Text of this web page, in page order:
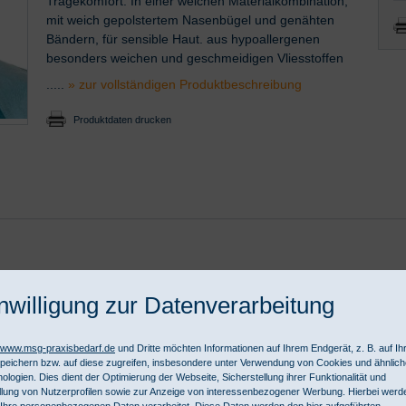
mit weich gepolstertem Nasenbügel und genähten
Bändern, für sensible Haut. aus hypoallergenen
besonders weichen und geschmeidigen Vliesstoffen
» zur vollständigen Produktbeschreibung
Produktdaten drucken
12, 89522 Heidenheim, www.hartmann.info/de,
Typ II mit optimaler Filterleistung und höchstem
Nasenbügel und genähten Bändern, für sensible Haut.
zur Datenverarbeitung
praxisbedarf.de und Dritte möchten Informationen auf Ihrem Endgerät, z. B. auf
bzw. auf diese zugreifen, insbesondere unter Verwendung von Cookies und
Dies dient der Optimierung der Webseite, Sicherstellung ihrer Funktionalität und
von Nutzerprofilen sowie zur Anzeige von interessenbezogener Werbung. Hierbei